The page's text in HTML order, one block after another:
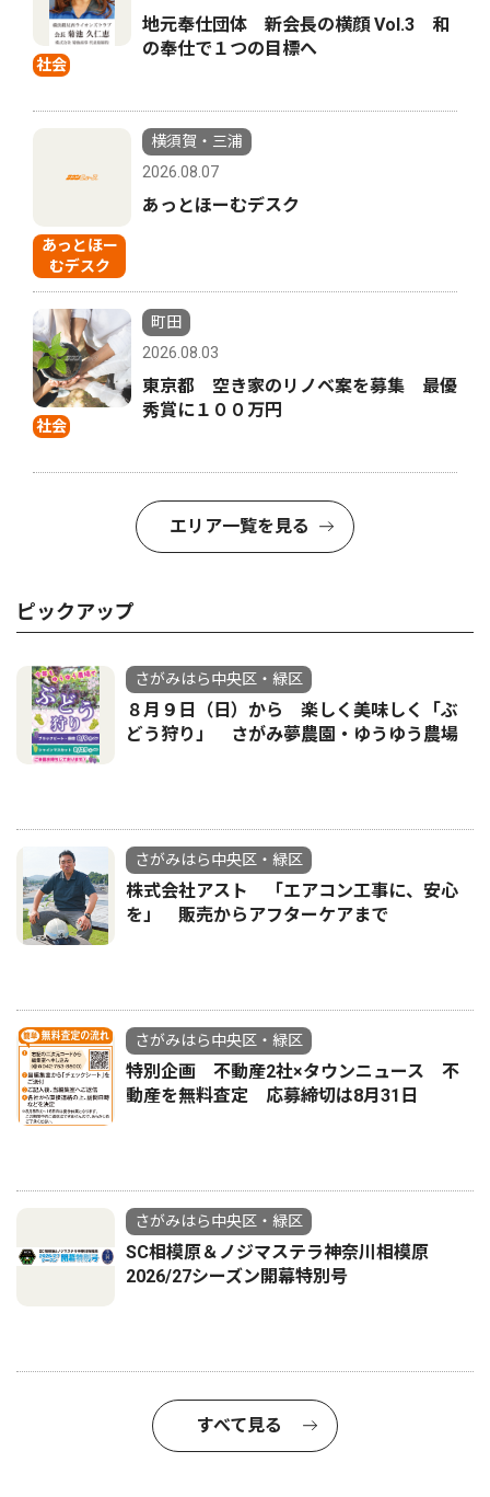
社会
地元奉仕団体 新会長の横顔 Vol.3 和
の奉仕で１つの目標へ
あっとほー
むデスク
横須賀・三浦
2026.08.07
あっとほーむデスク
社会
町田
2026.08.03
東京都 空き家のリノベ案を募集 最優
秀賞に１００万円
エリア一覧を見る
ピックアップ
さがみはら中央区・緑区
８月９日（日）から 楽しく美味しく「ぶ
どう狩り」 さがみ夢農園・ゆうゆう農場
さがみはら中央区・緑区
株式会社アスト 「エアコン工事に、安心
を」 販売からアフターケアまで
さがみはら中央区・緑区
特別企画 不動産2社×タウンニュース 不
動産を無料査定 応募締切は8月31日
さがみはら中央区・緑区
SC相模原＆ノジマステラ神奈川相模原
2026/27シーズン開幕特別号
すべて見る